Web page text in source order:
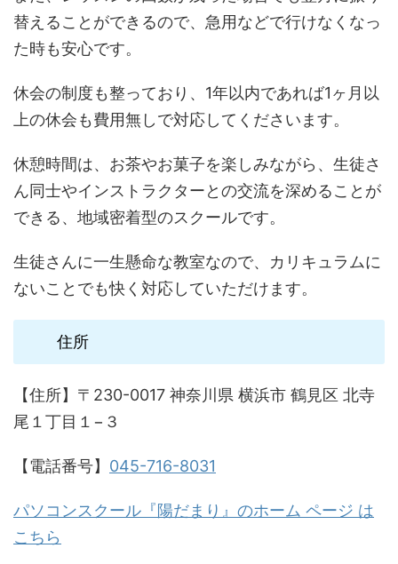
替えることができるので、急用などで行けなくなっ
た時も安心です。
休会の制度も整っており、1年以内であれば1ヶ月以
上の休会も費用無しで対応してくださいます。
休憩時間は、お茶やお菓子を楽しみながら、生徒さ
ん同士やインストラクターとの交流を深めることが
できる、地域密着型のスクールです。
生徒さんに一生懸命な教室なので、カリキュラムに
ないことでも快く対応していただけます。
住所
【住所】〒230-0017 神奈川県 横浜市 鶴見区 北寺
尾１丁目１−３
【電話番号】 045-716-8031
パソコンスクール『陽だまり』のホーム ページ は
こちら